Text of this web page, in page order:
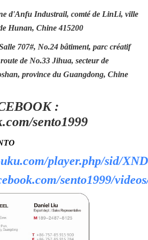
45 jours après l'obtention du
cha, Shenzhen,
Foshan
accepter sur davantage de
d'Anfu Industrail, comté de LinLi, ville
Hunan, Chine 415200
707#, No.24 bâtiment, parc créatif
de No.33 Jihua, secteur de
province du Guangdong, Chine
:
sento1999
player.php/sid/
sento1999/